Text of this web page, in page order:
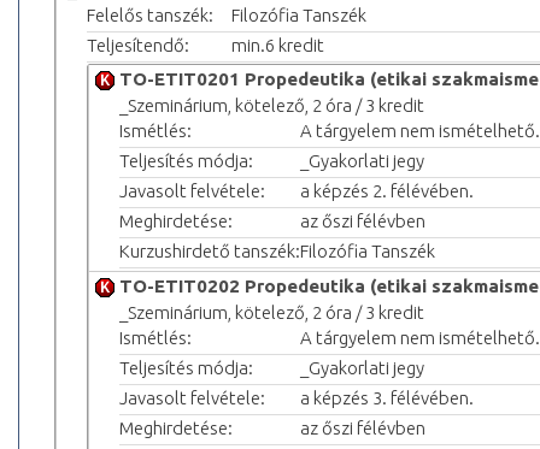
Felelős tanszék:
Filozófia Tanszék
Teljesítendő:
min.6 kredit
TO-ETIT0201 Propedeutika (etikai
_Szeminárium, kötelező, 2 óra / 3 kredit
Ismétlés:
A tárgyelem nem ismételhető.
Teljesítés módja:
_Gyakorlati jegy
Javasolt felvétele:
a képzés 2. félévében.
Meghirdetése:
az őszi félévben
Kurzushirdető tanszék:Filozófia Tanszék
TO-ETIT0202 Propedeutika (etikai
_Szeminárium, kötelező, 2 óra / 3 kredit
Ismétlés:
A tárgyelem nem ismételhető.
Teljesítés módja:
_Gyakorlati jegy
Javasolt felvétele:
a képzés 3. félévében.
Meghirdetése:
az őszi félévben